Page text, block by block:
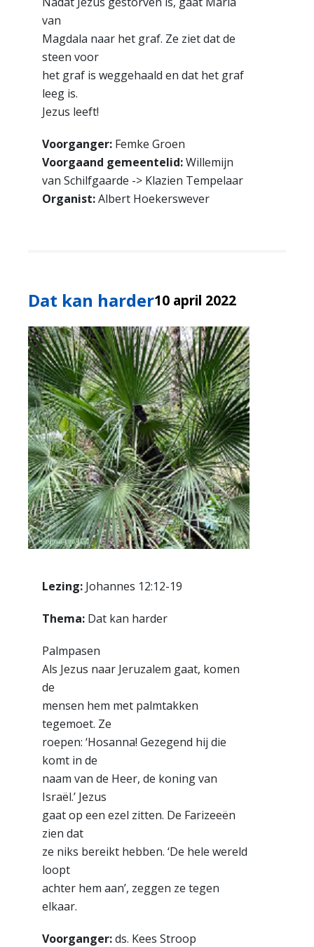
van
Magdala naar het graf. Ze ziet dat de
steen voor
het graf is weggehaald en dat het graf
leeg is.
Jezus leeft!
Voorganger: Femke Groen
Voorgaand gemeentelid:Willemijn
van Schilfgaarde -> Klazien Tempelaar
Organist:Albert Hoekerswever
Dat kan harder10 april 2022
Lezing: Johannes 12:12-19
Thema: Dat kan harder
Palmpasen
Als Jezus naar Jeruzalem gaat, komen
de
mensen hem met palmtakken
tegemoet. Ze
roepen: ‘Hosanna! Gezegend hij die
komt in de
naam van de Heer, de koning van
Israël.’ Jezus
gaat op een ezel zitten. De Farizeeën
zien dat
ze niks bereikt hebben. ‘De hele wereld
loopt
achter hem aan’, zeggen ze tegen
elkaar.
Voorganger:ds. Kees Stroop